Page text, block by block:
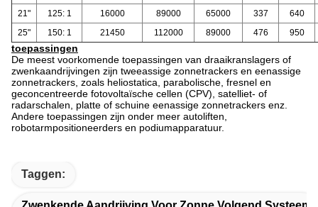
21"
125: 1 16000 89000 65000 337
640
25"
150: 1 21450 112000 89000 476 950
toepassingen
De meest voorkomende toepassingen van draaikranslagers of
zwenkaandrijvingen zijn tweeassige zonnetrackers en eenassige
zonnetrackers, zoals heliostatica, parabolische, fresnel en
geconcentreerde fotovoltaïsche cellen (CPV), satelliet- of
radarschalen, platte of schuine eenassige zonnetrackers enz.
Andere toepassingen zijn onder meer autoliften,
robotarmpositioneerders en podiumapparatuur.
Taggen: